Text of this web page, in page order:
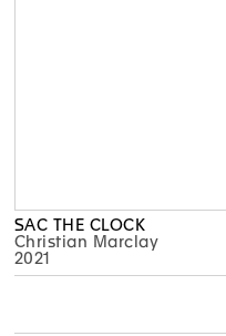
SAC THE CLOCK
Christian Marclay
2021